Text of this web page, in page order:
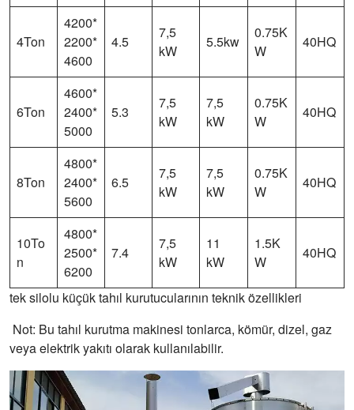
4Ton
4200*
2200*
4600
4.5
7,5
kW
5.5kw
0.75K
W
40HQ
6Ton
4600*
2400*
5000
5.3
7,5
kW
7,5
kW
0.75K
W
40HQ
8Ton
4800*
2400*
5600
6.5
7,5
kW
7,5
kW
0.75K
W
40HQ
10To
n
4800*
2500*
6200
7.4
7,5
kW
11
kW
1.5K
W
40HQ
tek silolu küçük tahıl kurutucularının teknik özellikleri
Not: Bu tahıl kurutma makinesi tonlarca, kömür, dizel, gaz
veya elektrik yakıtı olarak kullanılabilir.